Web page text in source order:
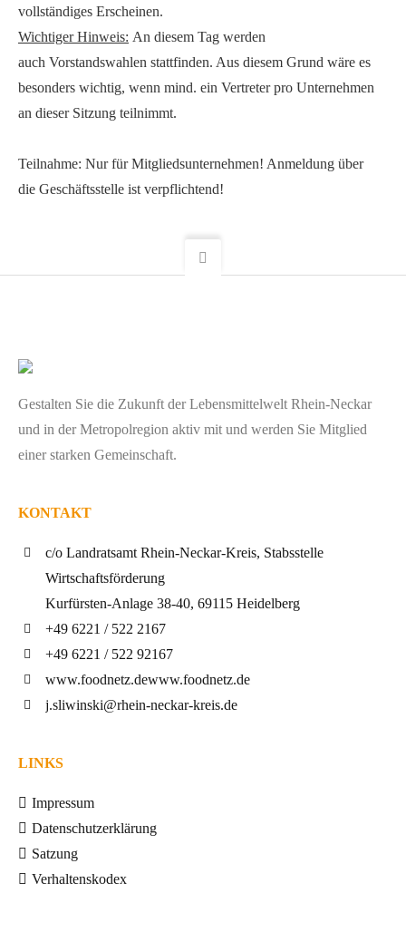
vollständiges Erscheinen.
Wichtiger Hinweis: An diesem Tag werden
auch Vorstandswahlen stattfinden. Aus diesem Grund wäre es
besonders wichtig, wenn mind. ein Vertreter pro Unternehmen
an dieser Sitzung teilnimmt.
Teilnahme: Nur für Mitgliedsunternehmen! Anmeldung über
die Geschäftsstelle ist verpflichtend!
Gestalten Sie die Zukunft der Lebensmittelwelt Rhein-Neckar
und in der Metropolregion aktiv mit und werden Sie Mitglied
einer starken Gemeinschaft.
KONTAKT
c/o Landratsamt Rhein-Neckar-Kreis, Stabsstelle
Wirtschaftsförderung
Kurfürsten-Anlage 38-40, 69115 Heidelberg
+49 6221 / 522 2167
+49 6221 / 522 92167
www.foodnetz.dewww.foodnetz.de
j.sliwinski@rhein-neckar-kreis.de
LINKS
Impressum
Datenschutzerklärung
Satzung
Verhaltenskodex